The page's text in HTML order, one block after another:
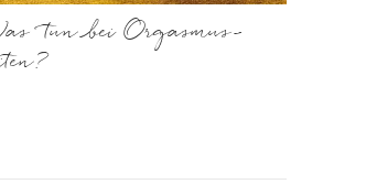
tun bei Orgasmus-